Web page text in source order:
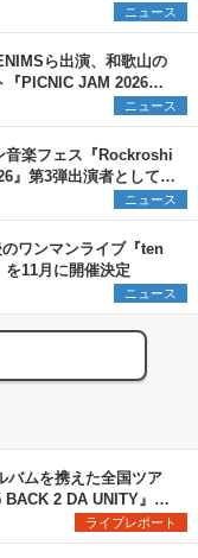
ニュース
ら出演、和歌山の
『PICNIC JAM 2026』
ニュース
音楽フェス『Rockroshi
』第3弾出演者として
、Reiを発表
ニュース
ワンマンライブ『ten
11月に開催決定
ニュース
バムを携えた全国ツア
2 DA UNITY』が
ライブレポート